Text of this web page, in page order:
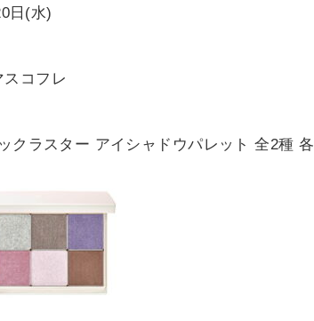
日(水)
コフレ
クラスター アイシャドウパレット 全2種